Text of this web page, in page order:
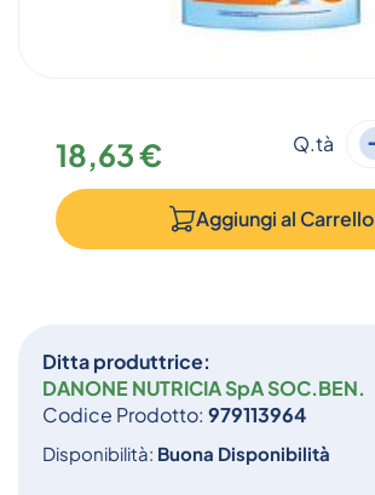
Ditta produttrice:
DANONE NUTRICIA SpA SOC.BEN.
Codice Prodotto: 979113964
Disponibilità: Buona Disponibilità
18,63 € Q.tà
Aggiungi al Carrello